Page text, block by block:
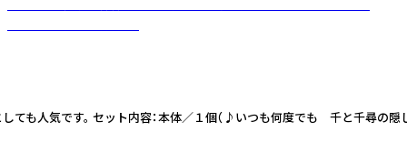
ても人気です。 セット内容：本体／１個（♪いつも何度でも 千と千尋